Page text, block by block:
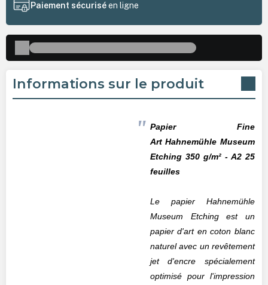
Paiement sécuriséen ligne
Informations sur le produit
Papier Fine
ArtHahnemühle Museum
Etching 350 g/m² - A2 25
feuilles
Le papier Hahnemühle
Museum Etching est un
papier d'art en coton blanc
naturel avec un revêtement
jet d'encre spécialement
optimisé pour l'impression